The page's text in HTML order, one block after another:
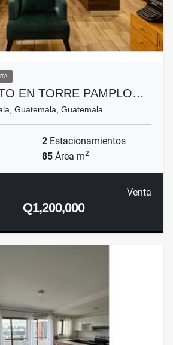
EN TORRE PAMPLO…
Guatemala, Guatemala
2 Estacionamientos
85 Área m2
Venta
Q1,200,000